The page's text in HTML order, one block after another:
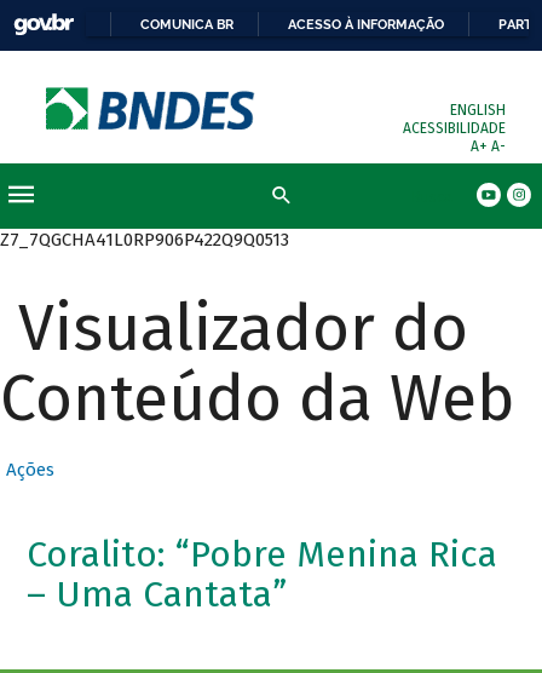
COMUNICA BR ACESSO À INFORMAÇÃO
ENGLISH
ACESSIBILIDADE
A+ A-
Z7_7QGCHA41L0RP906P422Q9Q0513
Visualizador do
Conteúdo da Web
Ações
Coralito: “Pobre Menina Rica
– Uma Cantata”